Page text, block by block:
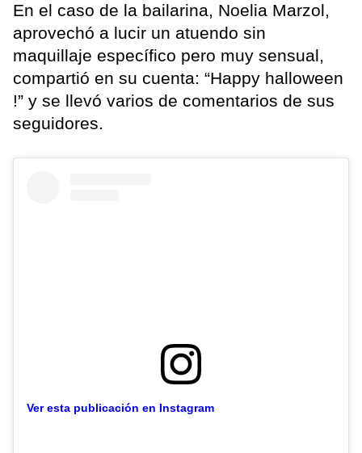
En el caso de la bailarina, Noelia Marzol,
aprovechó a lucir un atuendo sin
maquillaje específico pero muy sensual,
compartió en su cuenta: “Happy halloween
!” y se llevó varios de comentarios de sus
seguidores.
Ver esta publicación en Instagram